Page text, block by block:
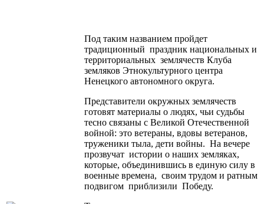
Под таким названием пройдет
традиционный праздник национальных и
территориальных землячеств Клуба
земляков Этнокультурного центра
Ненецкого автономного округа.
Представители окружных землячеств
готовят материалы о людях, чьи судьбы
тесно связаны с Великой Отечественной
войной: это ветераны, вдовы ветеранов,
труженики тыла, дети войны. На вечере
прозвучат истории о наших земляках,
которые, объединившись в единую силу в
военные времена, своим трудом и ратным
подвигом приблизили Победу.